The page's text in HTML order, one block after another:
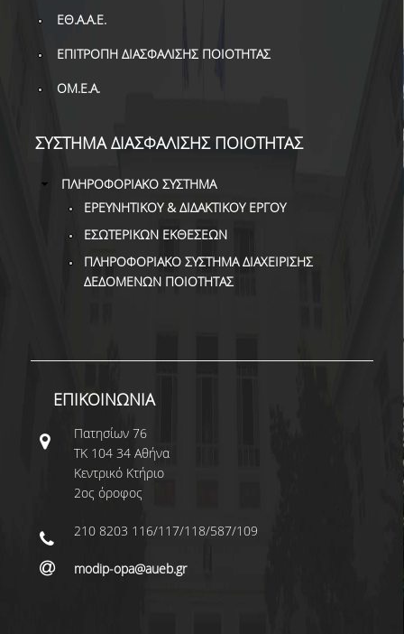
ΕΘ.Α.Α.Ε.
ΕΠΙΤΡΟΠΗ ΔΙΑΣΦΑΛΙΣΗΣ ΠΟΙΟΤΗΤΑΣ
ΟΜ.Ε.Α.
ΣΥΣΤΗΜΑ ΔΙΑΣΦΑΛΙΣΗΣ ΠΟΙΟΤΗΤΑΣ
ΠΛΗΡΟΦΟΡΙΑΚΟ ΣΥΣΤΗΜΑ
ΕΡΕΥΝΗΤΙΚΟΥ & ΔΙΔΑΚΤΙΚΟΥ ΕΡΓΟΥ
ΕΣΩΤΕΡΙΚΩΝ ΕΚΘΕΣΕΩΝ
ΠΛΗΡΟΦΟΡΙΑΚΟ ΣΥΣΤΗΜΑ ΔΙΑΧΕΙΡΙΣΗΣ
ΔΕΔΟΜΕΝΩΝ ΠΟΙΟΤΗΤΑΣ
ΕΠΙΚΟΙΝΩΝΙΑ
Πατησίων 76
ΤΚ 104 34 Αθήνα
Κεντρικό Κτήριο
2ος όροφος
210 8203 116/117/118/587/109
modip-opa@aueb.gr